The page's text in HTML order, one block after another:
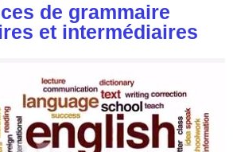
de grammaire
et intermédiaires